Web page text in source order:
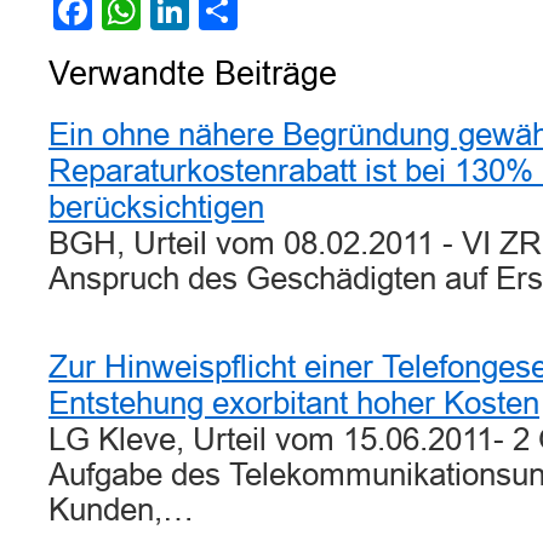
Facebook
WhatsApp
LinkedIn
Verwandte Beiträge
Ein ohne nähere Begründung
Reparaturkostenrabatt ist bei
berücksichtigen
BGH, Urteil vom 08.02.2011 - VI
Anspruch des Geschädigten auf
Zur Hinweispflicht einer
Entstehung exorbitant hoher Kosten
LG Kleve, Urteil vom 15.06.2011- 2
Aufgabe des
Kunden,…